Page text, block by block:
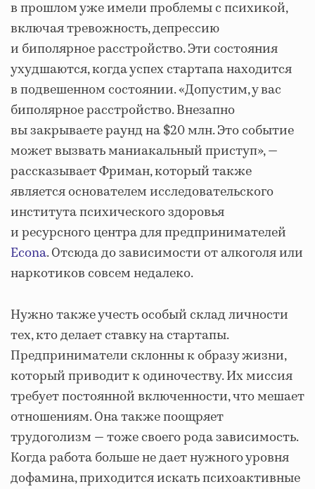
в прошлом уже имели проблемы с психикой,
включая тревожность, депрессию
и биполярное расстройство. Эти состояния
ухудшаются, когда успех стартапа находится
в подвешенном состоянии. «Допустим, у вас
биполярное расстройство. Внезапно
вы закрываете раунд на $20 млн. Это событие
может вызвать маниакальный приступ», —
рассказывает Фриман, который также
является основателем исследовательского
института психического здоровья
и ресурсного центра для предпринимателей
Econa. Отсюда до зависимости от алкоголя или
наркотиков совсем недалеко.
Нужно также учесть особый склад личности
тех, кто делает ставку на стартапы.
Предприниматели склонны к образу жизни,
который приводит к одиночеству. Их миссия
требует постоянной включенности, что мешает
отношениям. Она также поощряет
трудоголизм — тоже своего рода зависимость.
Когда работа больше не дает нужного уровня
дофамина, приходится искать психоактивные